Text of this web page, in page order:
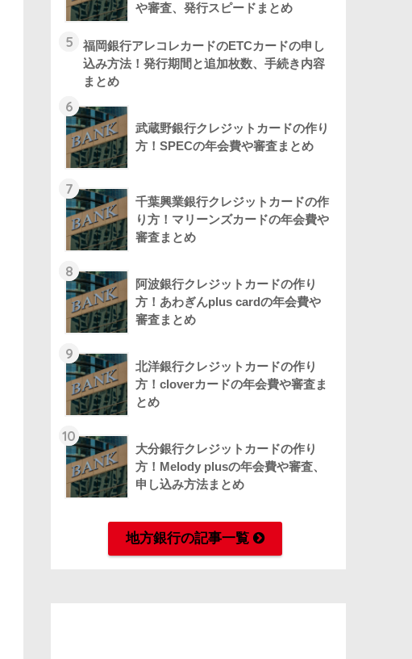
や審査、発行スピードまとめ
5
福岡銀行アレコレカードのETCカードの申し
込み方法！発行期間と追加枚数、手続き内容
まとめ
6
武蔵野銀行クレジットカードの作り
方！SPECの年会費や審査まとめ
7
千葉興業銀行クレジットカードの作
り方！マリーンズカードの年会費や
審査まとめ
8
阿波銀行クレジットカードの作り
方！あわぎんplus cardの年会費や
審査まとめ
9
北洋銀行クレジットカードの作り
方！cloverカードの年会費や審査ま
とめ
10
大分銀行クレジットカードの作り
方！Melody plusの年会費や審査、
申し込み方法まとめ
地方銀行の記事一覧